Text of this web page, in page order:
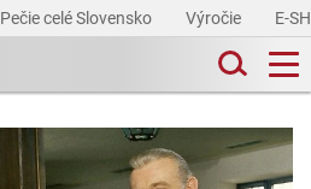
Pečie celé Slovensko Výročie E-